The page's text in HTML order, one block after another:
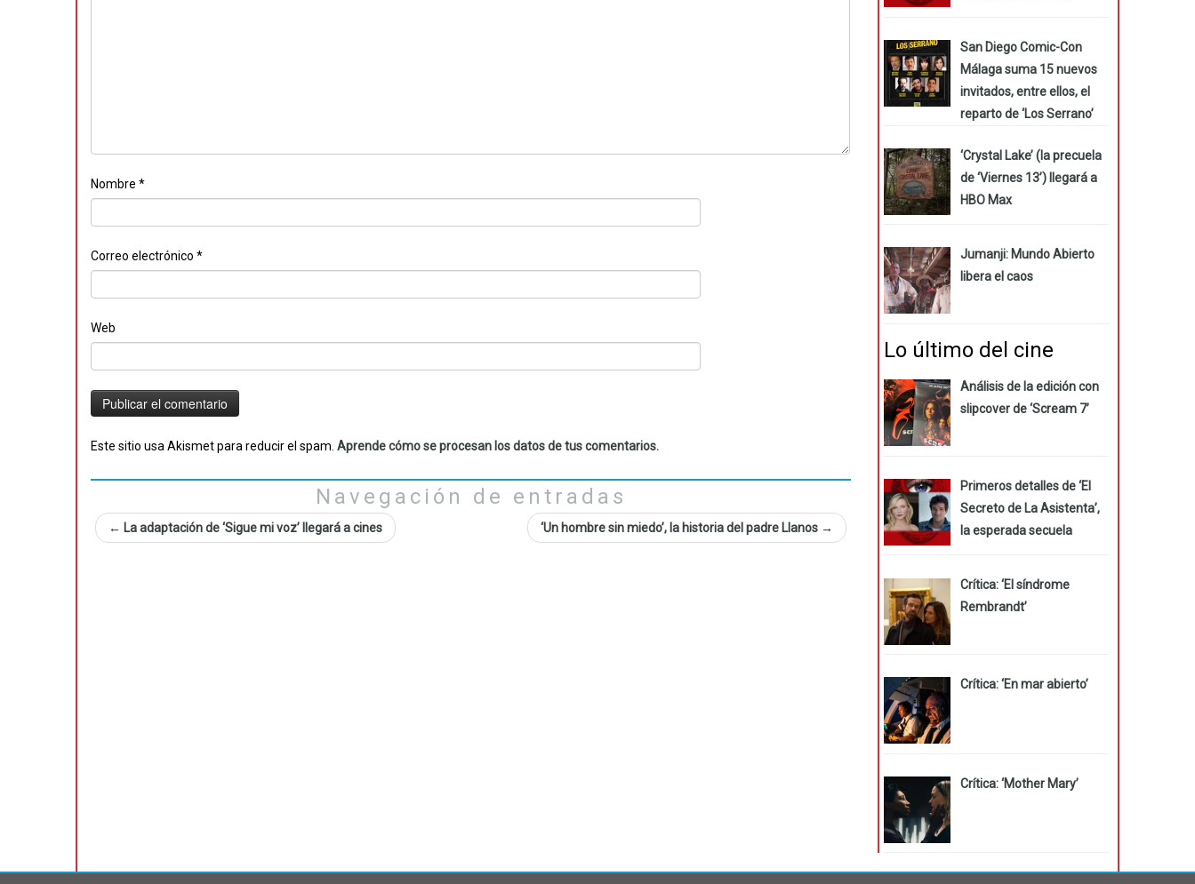
Nombre *
Correo electrónico *
Web
Este sitio usa Akismet para reducir el spam. Aprende cómo se procesan los datos de tus comentarios.
Navegación de entradas
← La adaptación de ‘Sigue mi voz’ llegará a cines ‘Un hombre sin miedo’, la historia del padre Llanos →
San Diego Comic-Con
Málaga suma 15 nuevos
invitados, entre ellos, el
reparto de ‘Los Serrano’
‘Crystal Lake’ (la precuela
de ‘Viernes 13’) llegará a
HBO Max
Jumanji: Mundo Abierto
libera el caos
Lo último del cine
Análisis de la edición con
slipcover de ‘Scream 7’
Primeros detalles de ‘El
Secreto de La Asistenta’,
la esperada secuela
Crítica: ‘El síndrome
Rembrandt’
Crítica: ‘En mar abierto’
Crítica: ‘Mother Mary’